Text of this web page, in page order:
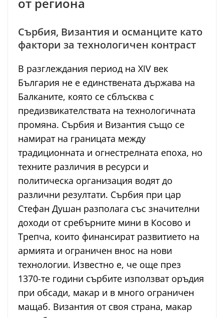
от региона
Сърбия, Византия и османците като
фактори за технологичен контраст
В разглеждания период на XIV век
България не е единствената държава на
Балканите, която се сблъсква с
предизвикателствата на технологичната
промяна. Сърбия и Византия също се
намират на границата между
традиционната и огнестрелната епоха, но
техните различия в ресурси и
политическа организация водят до
различни резултати. Сърбия при цар
Стефан Душан разполага със значителни
доходи от сребърните мини в Косово и
Трепча, които финансират развитието на
армията и ограничен внос на нови
технологии. Известно е, че още през
1370-те години сърбите използват оръдия
при обсади, макар и в много ограничен
мащаб. Византия от своя страна, макар